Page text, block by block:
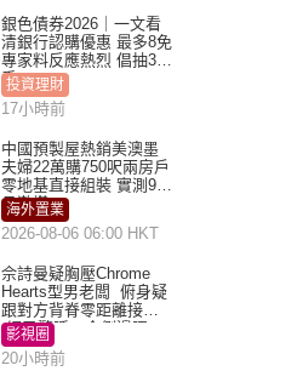
銀色債券2026｜一文看
清銀行認購優惠 最多8免
專家料反應熱烈 倡抽30
手
投資理財
17小時前
中國預製屋熱銷美澳墨
夫婦22萬購750呎兩房戶
零地基直接組裝 實測9個
月激讚
海外置業
2026-08-06 06:00 HKT
佘詩曼疑胸壓Chrome
Hearts型男老闆 俯身疑
跟對方背脊零距離接觸
網民驚呼：企側邊唔
得？
影視圈
20小時前